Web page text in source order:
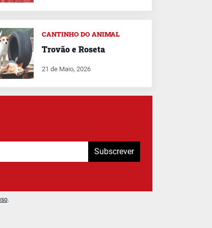
CANTINHO DO ANIMAL
Trovão e Roseta
21 de Maio, 2026
Subscrever
.